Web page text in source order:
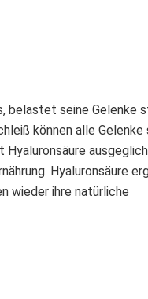
belastet seine Gelenke
können alle Gelenke
Hyaluronsäure
wieder ihre natürliche